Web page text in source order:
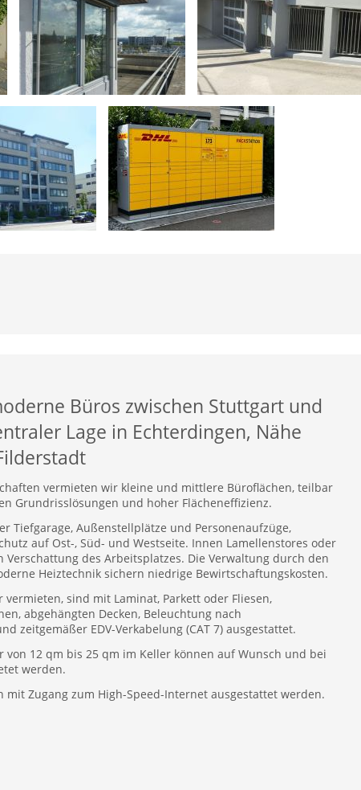
Büros zwischen Stuttgart und
Lage in Echterdingen, Nähe
vermieten wir kleine und mittlere Büroflächen, teilbar
Grundrisslösungen und hoher Flächeneffizienz.
Tiefgarage, Außenstellplätze und Personenaufzüge,
auf Ost-, Süd- und Westseite. Innen Lamellenstores oder
Verschattung des Arbeitsplatzes. Die Verwaltung durch den
Heiztechnik sichern niedrige Bewirtschaftungskosten.
sind mit Laminat, Parkett oder Fliesen,
abgehängten Decken, Beleuchtung nach
zeitgemäßer EDV-Verkabelung (CAT 7) ausgestattet.
von 12 qm bis 25 qm im Keller können auf Wunsch und bei
werden.
mit Zugang zum High-Speed-Internet ausgestattet werden.